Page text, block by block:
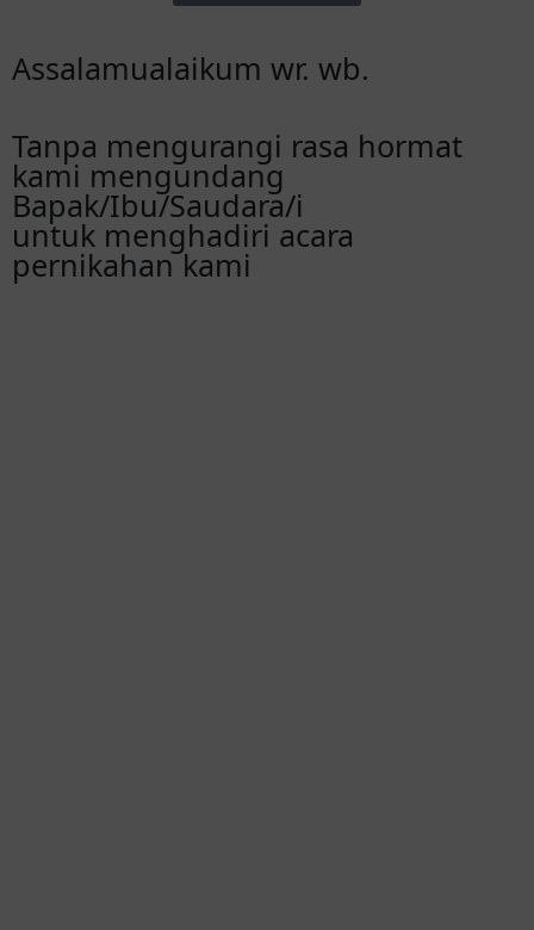
Assalamualaikum wr. wb.
Tanpa mengurangi rasa hormat
kami mengundang
Bapak/Ibu/Saudara/i
untuk menghadiri acara
pernikahan kami